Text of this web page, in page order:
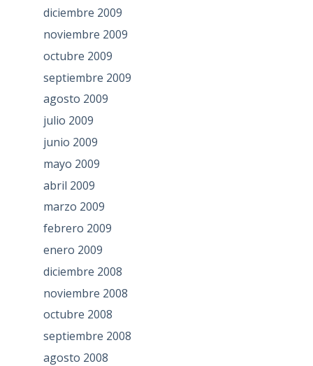
diciembre 2009
noviembre 2009
octubre 2009
septiembre 2009
agosto 2009
julio 2009
junio 2009
mayo 2009
abril 2009
marzo 2009
febrero 2009
enero 2009
diciembre 2008
noviembre 2008
octubre 2008
septiembre 2008
agosto 2008